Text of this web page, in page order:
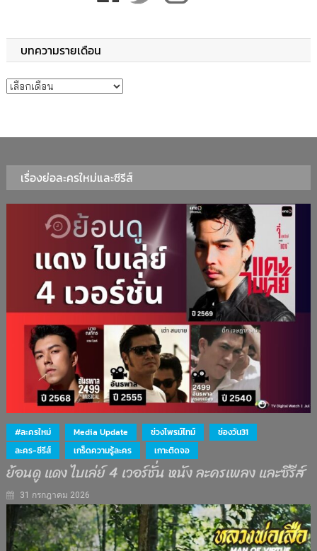
บทความรายเดือน
บทความรายเดือน
เรื่องย่อละครใหม่และซีรีส์
#ละครใหม่ Media Update ช่วงไพรม์ไทม์
ช่องวัน31
ละคร-ซีรีส์
เกร็ดความรู้ละคร เกาะติดจอ
ย้อนดู แดง ไบเล่ย์ 4 เวอร์ชั่น หนัง ละครเพลง และซีรีส์
31 กรกฎาคม 2026